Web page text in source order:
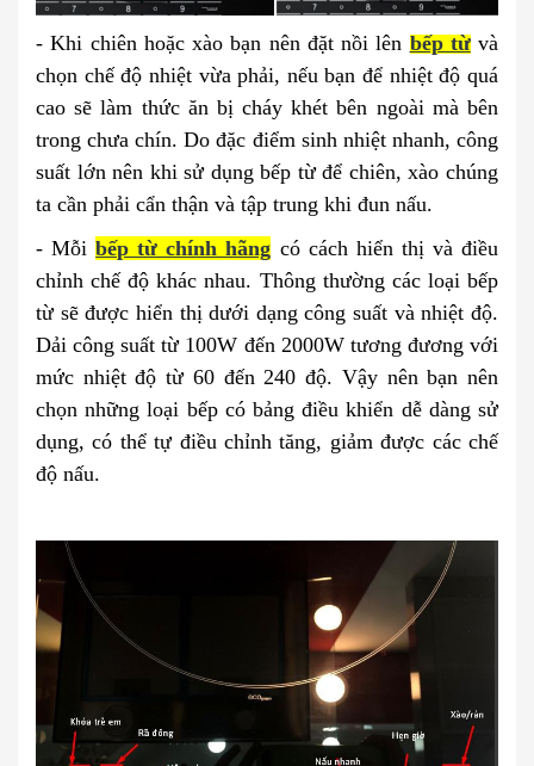
- Khi chiên hoặc xào bạn nên đặt nồi lên bếp từvà
chọn chế độ nhiệt vừa phải, nếu bạn để nhiệt độ quá
cao sẽ làm thức ăn bị cháy khét bên ngoài mà bên
trong chưa chín. Do đặc điểm sinh nhiệt nhanh, công
suất lớn nên khi sử dụng bếp từ để chiên, xào chúng
ta cần phải cẩn thận và tập trung khi đun nấu.
- Mỗibếp từ chính hãng có cách hiển thị và điều
chỉnh chế độ khác nhau. Thông thường các loại bếp
từ sẽ được hiển thị dưới dạng công suất và nhiệt độ.
Dải công suất từ 100W đến 2000W tương đương với
mức nhiệt độ từ 60 đến 240 độ. Vậy nên bạn nên
chọn những loại bếp có bảng điều khiển dễ dàng sử
dụng, có thể tự điều chỉnh tăng, giảm được các chế
độ nấu.